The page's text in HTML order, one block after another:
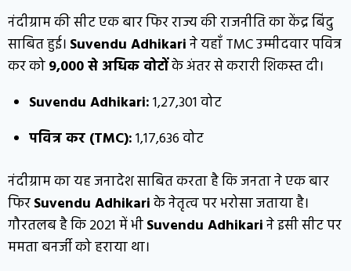
नंदीग्राम की सीट एक बार फिर राज्य की राजनीति का केंद्र बिंदु
साबित हुई। Suvendu Adhikariने यहाँ TMC उम्मीदवार पवित्र
कर को9,000 से अधिक वोटोंके अंतर से करारी शिकस्त दी।
Suvendu Adhikari:1,27,301 वोट
पवित्र कर (TMC):1,17,636 वोट
नंदीग्राम का यह जनादेश साबित करता है कि जनता ने एक बार
फिरSuvendu Adhikariके नेतृत्व पर भरोसा जताया है।
गौरतलब है कि 2021 में भीSuvendu Adhikariने इसी सीट पर
ममता बनर्जी को हराया था।